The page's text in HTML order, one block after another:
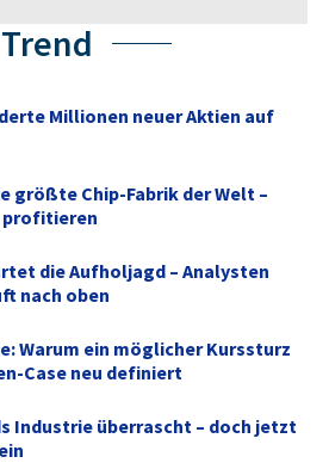
Millionen neuer Aktien auf
größte Chip-Fabrik der Welt –
profitieren
die Aufholjagd – Analysten
nach oben
Warum ein möglicher Kurssturz
Case neu definiert
Industrie überrascht – doch jetzt